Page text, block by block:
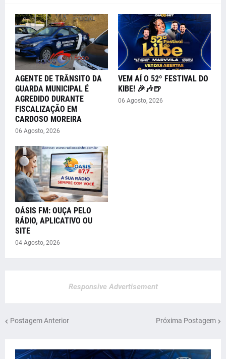
AGENTE DE TRÂNSITO DA
GUARDA MUNICIPAL É
AGREDIDO DURANTE
FISCALIZAÇÃO EM
CARDOSO MOREIRA
06 Agosto, 2026
VEM AÍ O 52º FESTIVAL DO
KIBE! 🎉🎶🍺
06 Agosto, 2026
OÁSIS FM: OUÇA PELO
RÁDIO, APLICATIVO OU
SITE
04 Agosto, 2026
Responsive Advertisement
Postagem Anterior Próxima Postagem